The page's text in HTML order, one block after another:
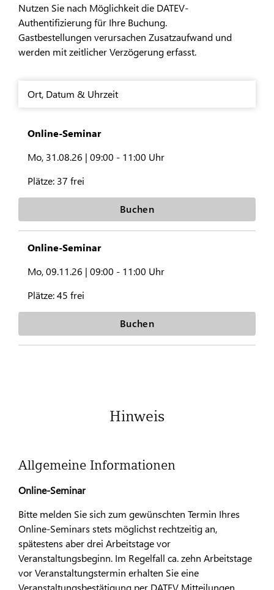
Nutzen Sie nach Möglichkeit die DATEV-
Authentifizierung für Ihre Buchung.
Gastbestellungen verursachen Zusatzaufwand und
werden mit zeitlicher Verzögerung erfasst.
Ort, Datum & Uhrzeit
Online-Seminar
Mo, 31.08.26 | 09:00 - 11:00 Uhr
Plätze: 37 frei
Buchen
Online-Seminar
Mo, 09.11.26 | 09:00 - 11:00 Uhr
Plätze:45 frei
Buchen
Hinweis
Allgemeine Informationen
Online-Seminar
Bitte melden Sie sich zum gewünschten Termin Ihres
Online-Seminars stets möglichst rechtzeitig an,
spätestens aber drei Arbeitstage vor
Veranstaltungsbeginn. Im Regelfall ca. zehn Arbeitstage
vor Veranstaltungstermin erhalten Sie eine
Veranstaltungsbestätigung per DATEV Mitteilungen